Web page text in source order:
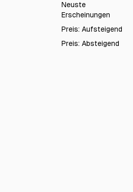
Neuste
Erscheinungen
Preis: Aufsteigend
Preis: Absteigend